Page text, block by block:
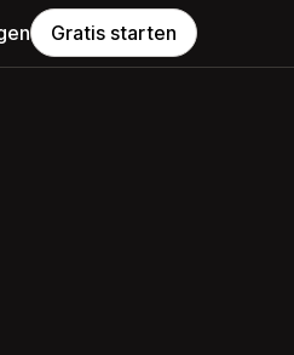
Gratis starten